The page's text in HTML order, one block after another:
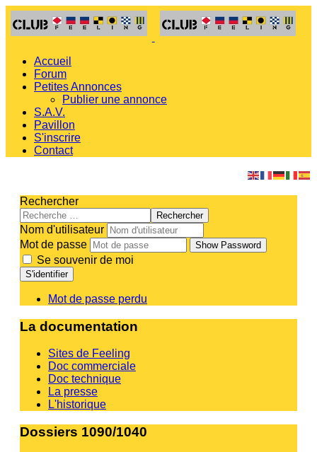
Accueil
Forum
Petites Annonces
Publier une annonce
S.A.V.
Pavillon
S'inscrire
Contact
Rechercher
Rechercher
Nom d'utilisateur
Mot de passe
Show Password
Se souvenir de moi
S'identifier
Mot de passe perdu
La documentation
Sites de Feeling
Doc commerciale
Doc technique
La presse
L'historique
Dossiers 1090/1040